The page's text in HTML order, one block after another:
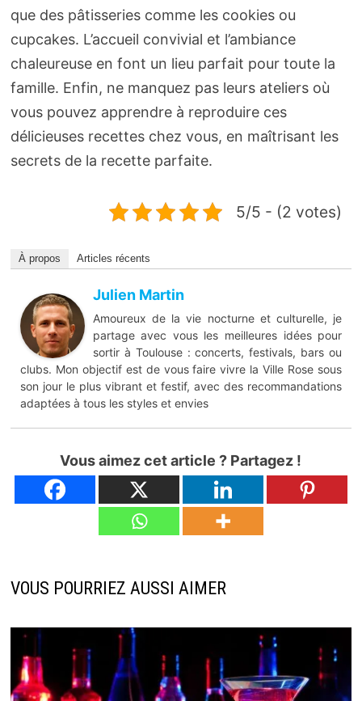
que des pâtisseries comme les cookies ou
cupcakes. L’accueil convivial et l’ambiance
chaleureuse en font un lieu parfait pour toute la
famille. Enfin, ne manquez pas leurs ateliers où
vous pouvez apprendre à reproduire ces
délicieuses recettes chez vous, en maîtrisant les
secrets de la recette parfaite.
5/5 - (2 votes)
À propos Articles récents
Julien Martin
Amoureux de la vie nocturne et culturelle, je
partage avec vous les meilleures idées pour
sortir à Toulouse : concerts, festivals, bars ou
clubs. Mon objectif est de vous faire vivre la Ville Rose sous
son jour le plus vibrant et festif, avec des recommandations
adaptées à tous les styles et envies
Vous aimez cet article ? Partagez !
VOUS POURRIEZ AUSSI AIMER